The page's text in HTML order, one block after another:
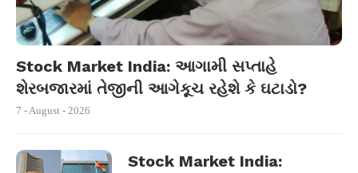
Stock Market India: આગામી સપ્તાહે
શેરબજારમાં તેજીની આગેકૂચ રહેશે કે ઘટાડો?
7 - August - 2026
Stock Market India: